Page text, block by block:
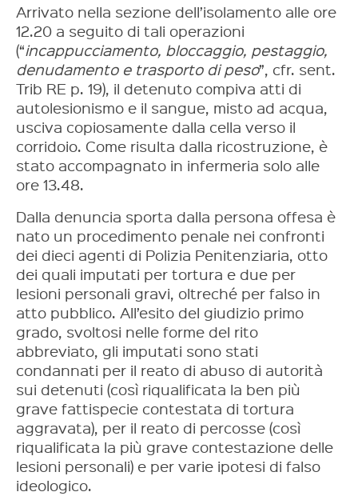
Arrivato nella sezione dell’isolamento alle ore
12.20 a seguito di tali operazioni
(“incappucciamento, bloccaggio, pestaggio,
denudamento e trasporto di peso”, cfr. sent.
Trib RE p. 19), il detenuto compiva atti di
autolesionismo e il sangue, misto ad acqua,
usciva copiosamente dalla cella verso il
corridoio. Come risulta dalla ricostruzione, è
stato accompagnato in infermeria solo alle
ore 13.48.
Dalla denuncia sporta dalla persona offesa è
nato un procedimento penale nei confronti
dei dieci agenti di Polizia Penitenziaria, otto
dei quali imputati per tortura e due per
lesioni personali gravi, oltreché per falso in
atto pubblico. All’esito del giudizio primo
grado, svoltosi nelle forme del rito
abbreviato, gli imputati sono stati
condannati per il reato di abuso di autorità
sui detenuti (così riqualificata la ben più
grave fattispecie contestata di tortura
aggravata), per il reato di percosse (così
riqualificata la più grave contestazione delle
lesioni personali) e per varie ipotesi di falso
ideologico.